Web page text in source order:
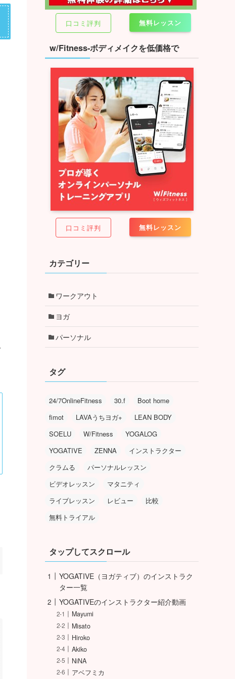
口コミ評判 無料レッスン
w/Fitness-ボディメイクを低価格で
口コミ評判 無料レッスン
カテゴリー
ワークアウト
ヨガ
パーソナル
タグ
24/7OnlineFitness 30.f
Boot home
fimot
LAVAうちヨガ+
LEAN BODY
SOELU
W/Fitness
YOGALOG
YOGATIVE
ZENNA
インストラクター
クラムる
パーソナルレッスン
ビデオレッスン
マタニティ
ライブレッスン
レビュー
比較
無料トライアル
タップしてスクロール
YOGATIVE（ヨガティブ）のインストラク
ター一覧
YOGATIVEのインストラクター紹介動画
Mayumi
Misato
Hiroko
Akiko
NiNA
アベフミカ